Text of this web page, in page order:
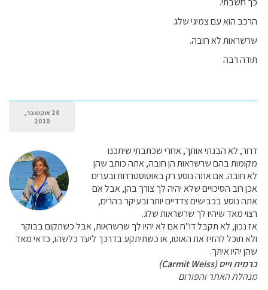
הרכב הוא עם צמיגי שלג.
שרשראות לא חובה.
תודה רבה
20 אוקטובר,
2010
דרור, לא הבנתי אותך, אחרי שכתבתי שיתכנו
מקומות בהם שרשראות הן חובה, אתה כותב שהן
לא חובה. אם אתה נוסע רק באוטוסטרדות ובערים
אכן רוב הסיכויים שלא יהיה לך צורך בהן, אבל אם
אתה נוסע בכבישים צדדיים יותר ובעיקר בהרים,
רצוי מאד שיהיו לך שרשראות שלג.
אז נכון, לא תקבל דו"ח אם לא יהיו לך שרשראות, אבל כשתקום בבוקר
ולא תוכל להזיז את האוטו, או כשתיתקע בדרכך ליעד כלשהו, כדאי מאד
שהן יהיו איתך.
כרמית וייס (Carmit Weiss)
מנהלת האתר והפורום